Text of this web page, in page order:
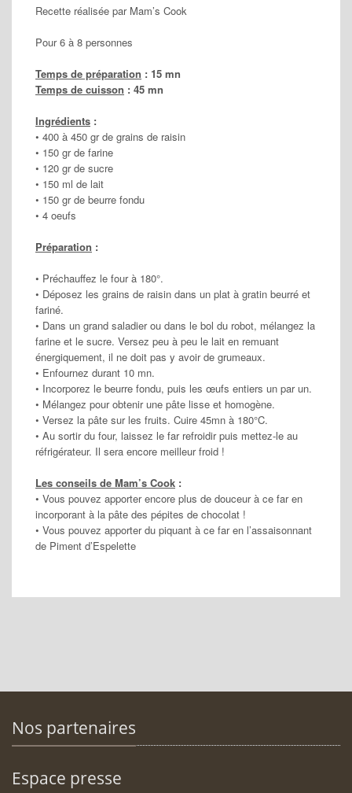
Recette réalisée par Mam’s Cook
Pour 6 à 8 personnes
Temps de préparation : 15 mn
Temps de cuisson : 45 mn
Ingrédients :
• 400 à 450 gr de grains de raisin
• 150 gr de farine
• 120 gr de sucre
• 150 ml de lait
• 150 gr de beurre fondu
• 4 oeufs
Préparation :
• Préchauffez le four à 180°.
• Déposez les grains de raisin dans un plat à gratin beurré et
fariné.
• Dans un grand saladier ou dans le bol du robot, mélangez la
farine et le sucre. Versez peu à peu le lait en remuant
énergiquement, il ne doit pas y avoir de grumeaux.
• Enfournez durant 10 mn.
• Incorporez le beurre fondu, puis les œufs entiers un par un.
• Mélangez pour obtenir une pâte lisse et homogène.
• Versez la pâte sur les fruits. Cuire 45mn à 180°C.
• Au sortir du four, laissez le far refroidir puis mettez-le au
réfrigérateur. Il sera encore meilleur froid !
Les conseils de Mam’s Cook :
• Vous pouvez apporter encore plus de douceur à ce far en
incorporant à la pâte des pépites de chocolat !
• Vous pouvez apporter du piquant à ce far en l’assaisonnant
de Piment d’Espelette
Nos partenaires
Espace presse